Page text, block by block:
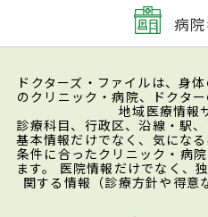
病院
ドクターズ・ファイルは、身
のクリニック・病院、ドクタ
地域医療情報
診療科目、行政区、沿線・駅
基本情報だけでなく、気にな
条件に合ったクリニック・病
ます。 医院情報だけでなく、
関する情報（診療方針や得意